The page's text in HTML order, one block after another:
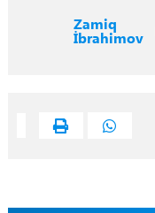
Zamiq
İbrahimov